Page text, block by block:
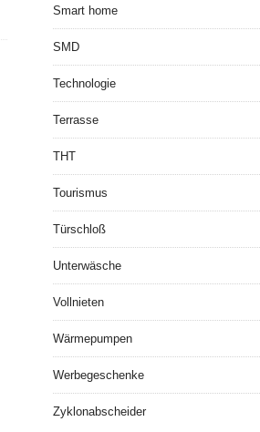
Smart home
SMD
Technologie
Terrasse
THT
Tourismus
Türschloß
Unterwäsche
Vollnieten
Wärmepumpen
Werbegeschenke
Zyklonabscheider